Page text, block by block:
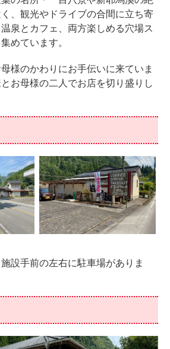
、観光やドライブの合間に立ち寄
泉とカフェ、両方楽しめる穴場ス
めています。
様のかわりにお手伝いに来ていま
お母様の二人でお店を切り盛りし
設手前の左右に駐車場がありま